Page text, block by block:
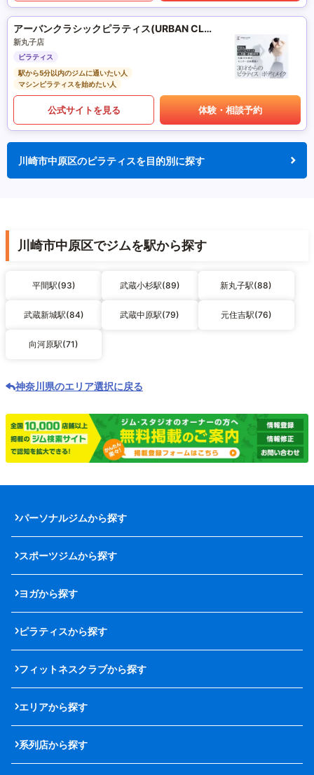
アーバンクラシックピラティス(URBAN CLASSIC PILATES)
新丸子店
ピラティス
駅から5分以内のジムに通いたい人
マシンピラティスを始めたい人
公式サイトを見る 体験・相談予約
川崎市中原区のピラティスを目的別に探す
川崎市中原区でジムを駅から探す
平間駅(93) 武蔵小杉駅(89) 新丸子駅(88)
武蔵新城駅(84) 武蔵中原駅(79) 元住吉駅(76)
向河原駅(71)
神奈川県のエリア選択に戻る
パーソナルジムから探す
スポーツジムから探す
ヨガから探す
ピラティスから探す
フィットネスクラブから探す
エリアから探す
系列店から探す